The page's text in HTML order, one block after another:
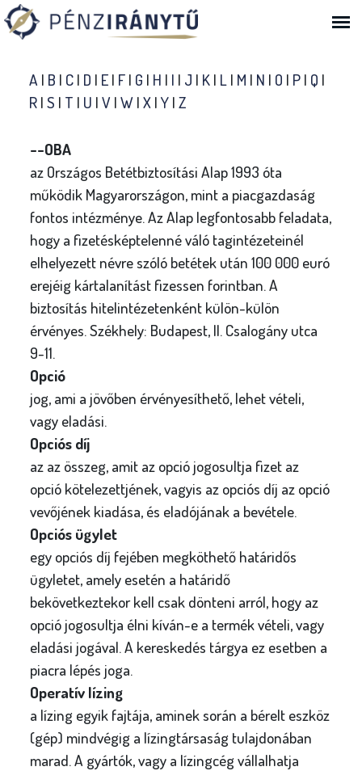
Ugrás a navigációhoz
A | B | C | D | E | F | G | H | I | J | K | L | M | N | O | P | Q |
R | S | T | U | V | W | X | Y | Z
--OBA
az Országos Betétbiztosítási Alap 1993 óta
működik Magyarországon, mint a piacgazdaság
fontos intézménye. Az Alap legfontosabb feladata,
hogy a fizetésképtelenné váló tagintézeteinél
elhelyezett névre szóló betétek után 100 000 euró
erejéig kártalanítást fizessen forintban. A
biztosítás hitelintézetenként külön-külön
érvényes. Székhely: Budapest, II. Csalogány utca
9-11.
Opció
jog, ami a jövőben érvényesíthető, lehet vételi,
vagy eladási.
Opciós díj
az az összeg, amit az opció jogosultja fizet az
opció kötelezettjének, vagyis az opciós díj az opció
vevőjének kiadása, és eladójának a bevétele.
Opciós ügylet
egy opciós díj fejében megköthető határidős
ügyletet, amely esetén a határidő
bekövetkeztekor kell csak dönteni arról, hogy az
opció jogosultja élni kíván-e a termék vételi, vagy
eladási jogával. A kereskedés tárgya ez esetben a
piacra lépés joga.
Operatív lízing
a lízing egyik fajtája, aminek során a bérelt eszköz
(gép) mindvégig a lízingtársaság tulajdonában
marad. A gyártók, vagy a lízingcég vállalhatja